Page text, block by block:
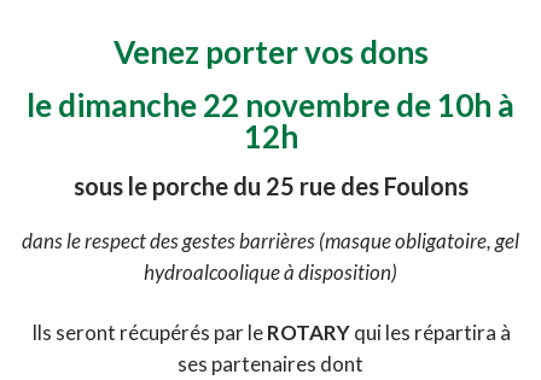
Venez porter vos dons
le dimanche 22 novembre de 10h à
12h
sous le porche du 25 rue des Foulons
dans le respect des gestes barrières (masque obligatoire, gel
hydroalcoolique à disposition)
Ils seront récupérés par leROTARYqui les répartira à
ses partenaires dont